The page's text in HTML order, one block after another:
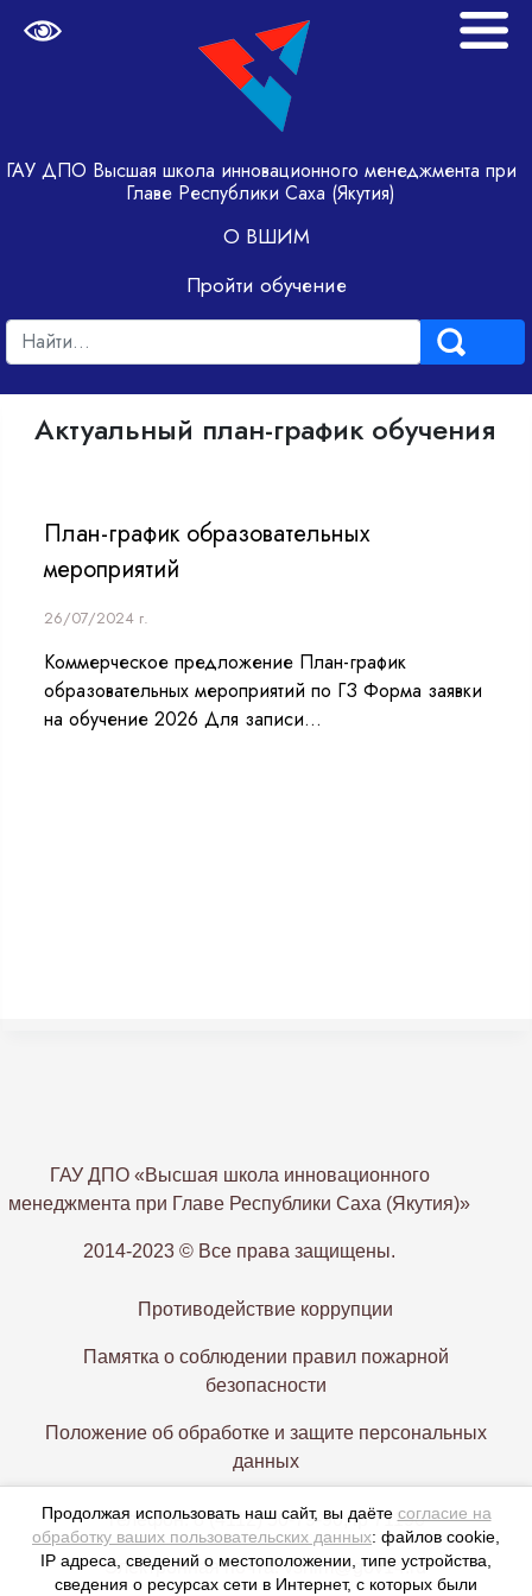
ГАУ ДПО Высшая школа инновационного менеджмента при
Главе Республики Саха (Якутия)
О ВШИМ
Пройти обучение
Актуальный план-график обучения
План-график образовательных
мероприятий
26/07/2024 г.
Коммерческое предложение План-график
образовательных мероприятий по ГЗ Форма заявки
на обучение 2026 Для записи...
ГАУ ДПО «Высшая школа инновационного
менеджмента при Главе Республики Саха (Якутия)»
2014-2023 © Все права защищены.
Противодействие коррупции
Памятка о соблюдении правил пожарной
безопасности
Положение об обработке и защите персональных
данных
Телефон: 8 (4112) 50-79-90, ip 71190
Электронная почта: vshim@gov14.ru
Продолжая использовать наш сайт, вы даёте согласие на
обработку ваших пользовательских данных: файлов cookie,
IP адреса, сведений о местоположении, типе устройства,
сведения о ресурсах сети в Интернет, с которых были